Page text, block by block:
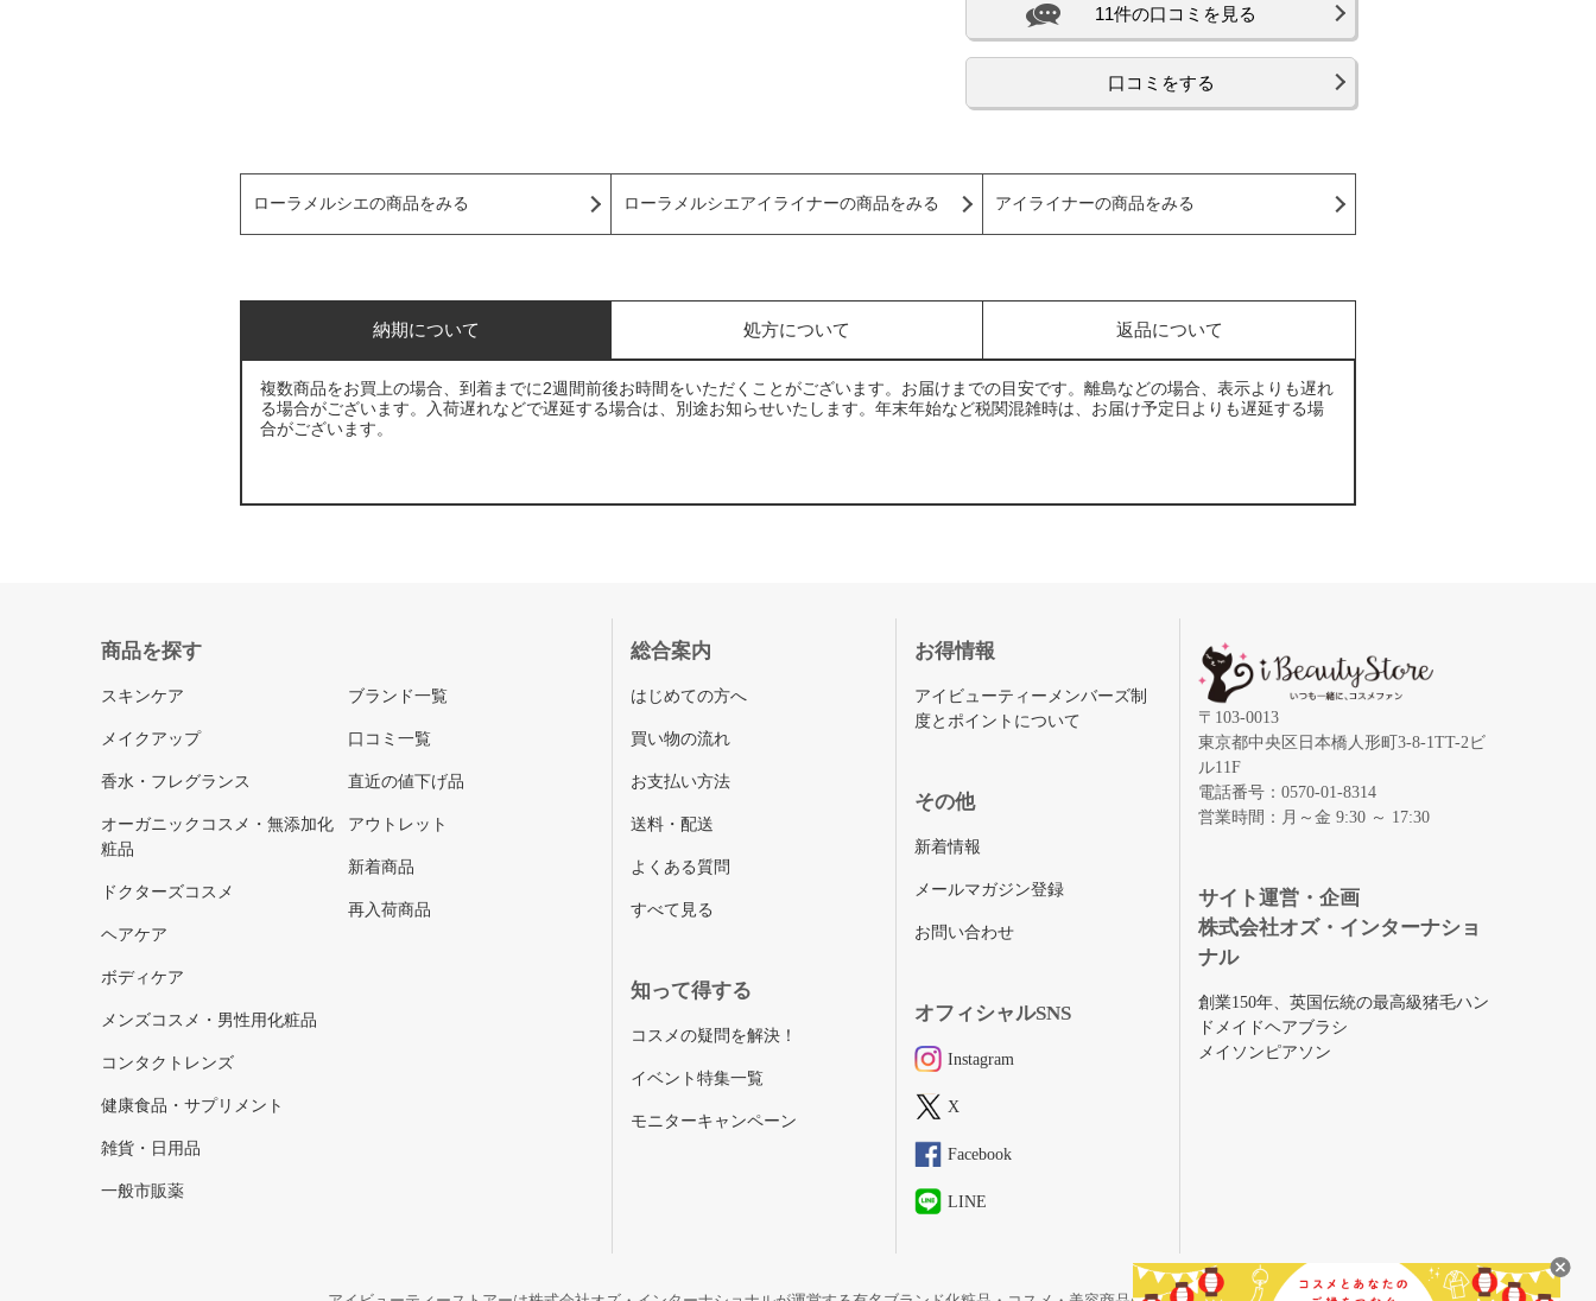
11件の口コミを見る
口コミをする
ローラメルシエの商品をみる ローラメルシエアイライナーの商品をみる アイライナーの商品をみる
納期について 処方について 返品について
複数商品をお買上の場合、到着までに2週間前後お時間をいただくことがございます。お届けまでの目安です。離島などの場合、表示よりも遅れ
る場合がございます。入荷遅れなどで遅延する場合は、別途お知らせいたします。年末年始など税関混雑時は、お届け予定日よりも遅延する場
合がございます。
商品を探す
スキンケア
メイクアップ
香水・フレグランス
オーガニックコスメ・無添加化
粧品
ドクターズコスメ
ヘアケア
ボディケア
メンズコスメ・男性用化粧品
コンタクトレンズ
健康食品・サプリメント
雑貨・日用品
一般市販薬
ブランド一覧
口コミ一覧
直近の値下げ品
アウトレット
新着商品
再入荷商品
総合案内
はじめての方へ
買い物の流れ
お支払い方法
送料・配送
よくある質問
すべて見る
知って得する
コスメの疑問を解決！
イベント特集一覧
モニターキャンペーン
お得情報
アイビューティーメンバーズ制
度とポイントについて
その他
新着情報
メールマガジン登録
お問い合わせ
オフィシャルSNS
Instagram
X
Facebook
LINE
〒103-0013
東京都中央区日本橋人形町3-8-1TT-2ビ
ル11F
電話番号：0570-01-8314
営業時間：月～金 9:30 ～ 17:30
サイト運営・企画
株式会社オズ・インターナショ
ナル
創業150年、英国伝統の最高級猪毛ハン
ドメイドヘアブラシ
メイソンピアソン